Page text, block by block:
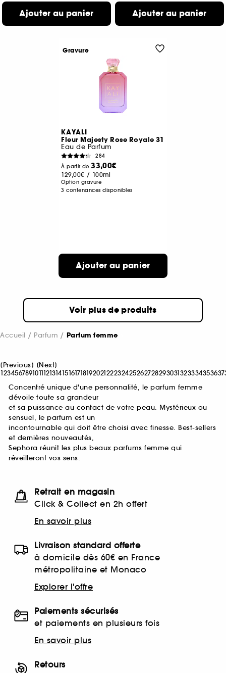
Ajouter au panier Ajouter au panier
KAYALI
Fleur Majesty Rose Royale 31
Eau de Parfum
284
À partir de33,00€
129,00€ / 100ml
Option gravure
3 contenances disponibles
Ajouter au panier
Gravure
Voir plus de produits
Accueil Parfum Parfum femme
[Previous] [Next]
12345678910111213141516171819202122232425262728293031323334353637
Concentré unique d'une personnalité, le parfum femme
dévoile toute sa grandeur
et sa puissance au contact de votre peau. Mystérieux ou
sensuel, le parfum est un
incontournable qui doit être choisi avec finesse. Best-sellers
et dernières nouveautés,
Sephora réunit les plus beaux parfums femme qui
réveilleront vos sens.
Retrait en magasin
Click & Collect en 2h offert
En savoir plus
Livraison standard offerte
à domicile dès 60€ en France
métropolitaine et Monaco
Explorer l'offre
Paiements sécurisés
et paiements en plusieurs fois
En savoir plus
Retours